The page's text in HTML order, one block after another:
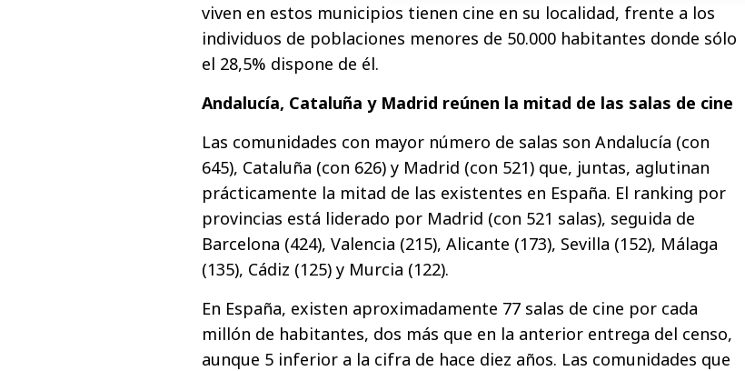
viven en estos municipios tienen cine en su localidad, frente a los
individuos de poblaciones menores de 50.000 habitantes donde sólo
el 28,5% dispone de él.
Andalucía, Cataluña y Madrid reúnen la mitad de las salas de cine
Las comunidades con mayor número de salas son Andalucía (con
645), Cataluña (con 626) y Madrid (con 521) que, juntas, aglutinan
prácticamente la mitad de las existentes en España. El ranking por
provincias está liderado por Madrid (con 521 salas), seguida de
Barcelona (424), Valencia (215), Alicante (173), Sevilla (152), Málaga
(135), Cádiz (125) y Murcia (122).
En España, existen aproximadamente 77 salas de cine por cada
millón de habitantes, dos más que en la anterior entrega del censo,
aunque 5 inferior a la cifra de hace diez años. Las comunidades que